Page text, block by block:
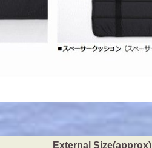
External Size(approx)